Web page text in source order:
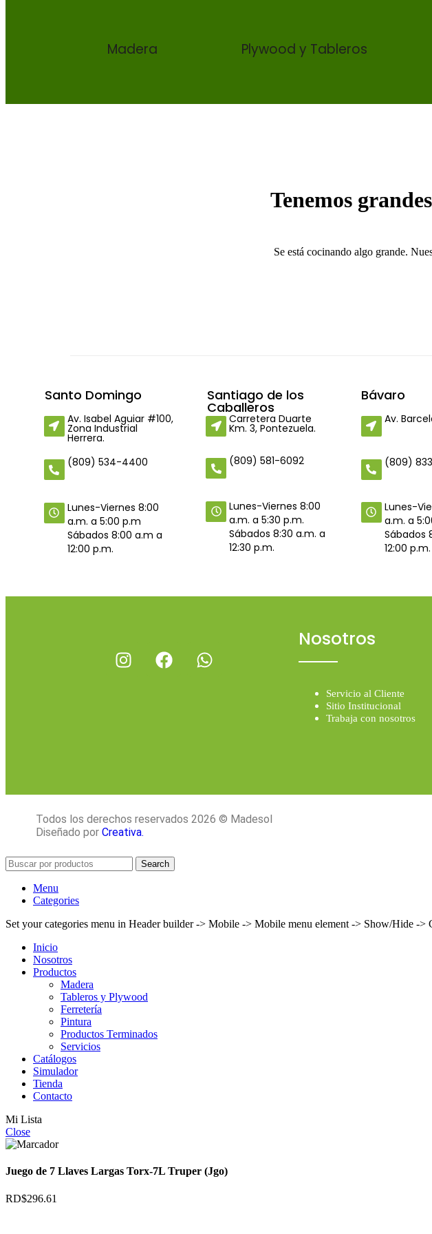
Madera Plywood y Tableros
Tenemos
Se está cocinando algo grande.
Santo Domingo
Av. Isabel Aguiar #100,
Zona Industrial
Herrera.
(809) 534-4400
Lunes-Viernes 8:00
a.m. a 5:00 p.m
Sábados 8:00 a.m a
12:00 p.m.
Santiago de los
Caballeros
Carretera Duarte
Km. 3, Pontezuela.
(809) 581-6092
Lunes-Viernes 8:00
a.m. a 5:30 p.m.
Sábados 8:30 a.m. a
12:30 p.m.
Bávaro
Av.
(809)
Lunes-
a.m. a
Sábados
12:00 p.m.
Nosotros
Servicio al Cliente
Sitio Institucional
Trabaja con nosotros
Todos los derechos reservados 2026 © Madesol
Diseñado por Creativa.
Search
Menu
Categories
Set your categories menu in Header builder -> Mobile -> Mobile menu element -> Show/Hide ->
Inicio
Nosotros
Productos
Madera
Tableros y Plywood
Ferretería
Pintura
Productos Terminados
Servicios
Catálogos
Simulador
Tienda
Contacto
Mi Lista
Close
Juego de 7 Llaves Largas Torx-7L Truper (Jgo)
RD$296.61